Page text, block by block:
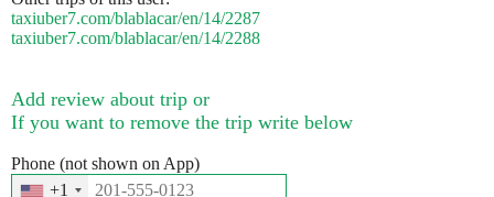
taxiuber7.com/blablacar/en/14/2287
taxiuber7.com/blablacar/en/14/2288
Add review about trip or
If you want to remove the trip write below
Phone (not shown on App)
+1